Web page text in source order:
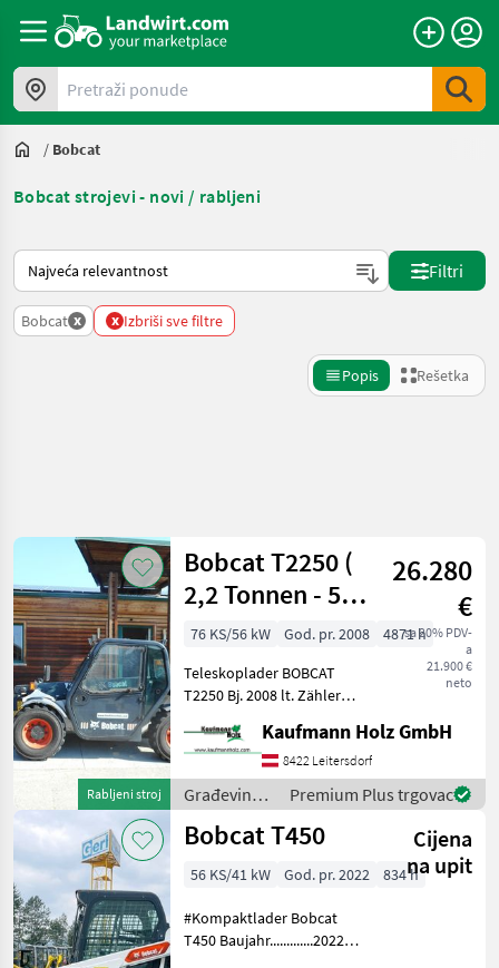
Pretraži ponude
/ Bobcat
Bobcat strojevi - novi / rabljeni
Tako se sortira na Landwirt.com
Filtri
Bobcat x x Izbriši sve filtre
Popis Rešetka
Kategorija 1 Država Filtri
TRENUTNA
STAZA
Bobcat
ODABERITE
KATEGORIJU
Izgradnja
Poljoprivredna tehnika
21
Ostalo
MARKETPLACE
Poništi
Prikaži
177
rezultata
Rabljeni stroj
Bobcat T2250 (
2,2 Tonnen - 5
Meter )
26.280
€
sa 20% PDV-
a
21.900 €
neto
76 KS/56 kW God. pr. 2008
4871 h
Teleskoplader BOBCAT
T2250 Bj. 2008 lt. Zähler
Hubkraft 5 Meter Hubhöhe
56 KW 2 Stufen Hydrostat
nur 198cm Bauhöhe nur
190cm Bau
Kaufmann Holz GmbH
8422 Leitersdorf
Građevinski
strojevi /
Bobcat
Premium Plus trgovac
Bobcat T450
Cijena
na upit
56 KS/41 kW God. pr. 2022 834 h
#Kompaktlader Bobcat
T450 Baujahr.............2022